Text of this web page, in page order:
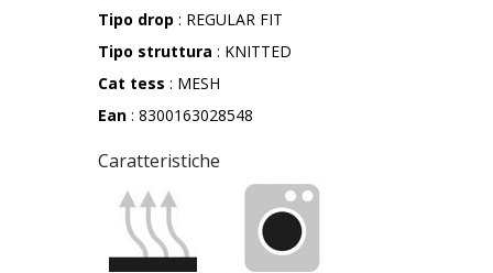
Tipo drop : REGULAR FIT
Tipo struttura : KNITTED
Cat tess : MESH
Ean : 8300163028548
Caratteristiche